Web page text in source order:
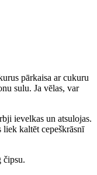
pārkaisa ar cukuru
sulu. Ja vēlas, var
ievelkas un atsulojas.
kaltēt cepeškrāsnī
čipsu.